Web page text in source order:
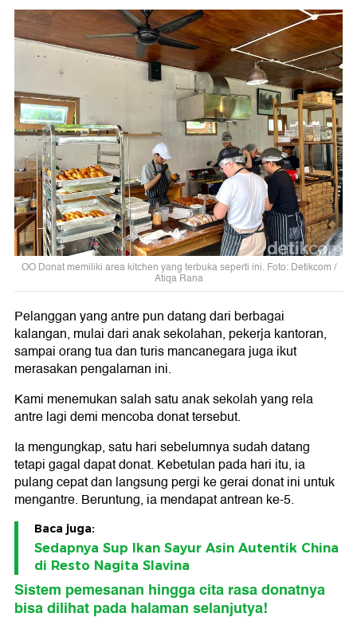
OO Donat memiliki area kitchen yang terbuka seperti ini. Foto: Detikcom /
Atiqa Rana
Pelanggan yang antre pun datang dari berbagai
kalangan, mulai dari anak sekolahan, pekerja kantoran,
sampai orang tua dan turis mancanegara juga ikut
merasakan pengalaman ini.
Kami menemukan salah satu anak sekolah yang rela
antre lagi demi mencoba donat tersebut.
Ia mengungkap, satu hari sebelumnya sudah datang
tetapi gagal dapat donat. Kebetulan pada hari itu, ia
pulang cepat dan langsung pergi ke gerai donat ini untuk
mengantre. Beruntung, ia mendapat antrean ke-5.
Baca juga:
Sedapnya Sup Ikan Sayur Asin Autentik China
di Resto Nagita Slavina
Sistem pemesanan hingga cita rasa donatnya
bisa dilihat pada halaman selanjutya!